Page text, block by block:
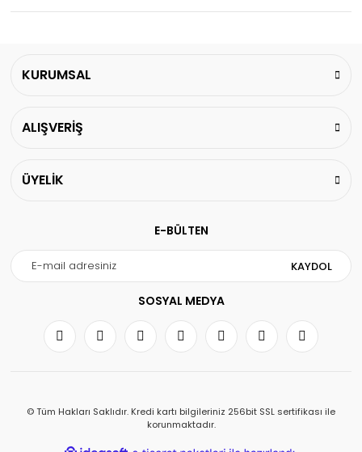
KURUMSAL
ALIŞVERİŞ
ÜYELİK
E-BÜLTEN
KAYDOL
SOSYAL MEDYA
© Tüm Hakları Saklıdır. Kredi kartı bilgileriniz 256bit SSL sertifikası ile
korunmaktadır.